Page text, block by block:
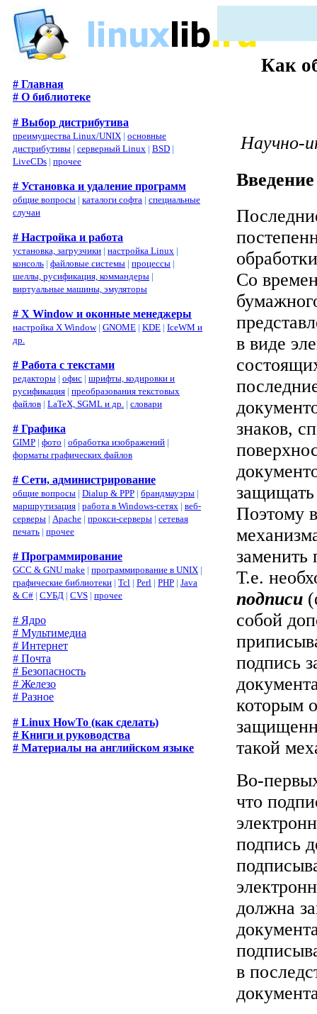
# Главная
# О библиотеке
# Выбор дистрибутива
преимущества Linux/UNIX | основные
дистрибутивы | серверный Linux | BSD |
LiveCDs | прочее
# Установка и удаление программ
общие вопросы | каталоги софта | специальные
случаи
# Настройка и работа
установка, загрузчики | настройка Linux |
консоль | файловые системы | процессы |
шеллы, русификация, коммандеры |
виртуальные машины, эмуляторы
# X Window и оконные менеджеры
настройка X Window| GNOME | KDE | IceWM и
др.
# Работа с текстами
редакторы | офис | шрифты, кодировки и
русификация | преобразования текстовых
файлов | LaTeX, SGML и др. | словари
# Графика
GIMP | фото | обработка изображений |
форматы графических файлов
# Сети, администрирование
общие вопросы | Dialup & PPP | брандмауэры |
маршрутизация | работа в Windows-сетях | веб-
серверы | Apache | прокси-серверы | сетевая
печать | прочее
# Программирование
GCC & GNU make | программирование в UNIX |
графические библиотеки | Tcl | Perl | PHP | Java
& C# | СУБД | CVS | прочее
# Ядро
# Мультимедиа
# Интернет
# Почта
# Безопасность
# Железо
# Разное
# Linux HowTo (как сделать)
# Книги и руководства
# Материалы на английском языке
Как
Научно-
Введение
Со
в виде
знаков,
Поэтому
заменить
Т.е.
подписи
собой
подпись
которым
такой
Во-
что
подпись
должна
в